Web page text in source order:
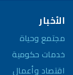
الأخبار
مجتمع وحياة
خدمات حكومية
اقتصاد وأعمال